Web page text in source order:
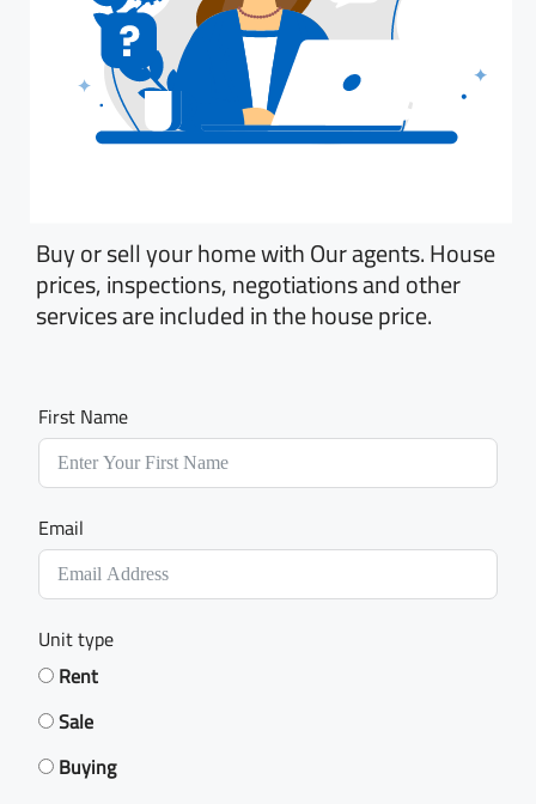
Buy or sell your home with Our agents. House
prices, inspections, negotiations and other
services are included in the house price.
First Name
Email
Unit type
Rent
Sale
Buying